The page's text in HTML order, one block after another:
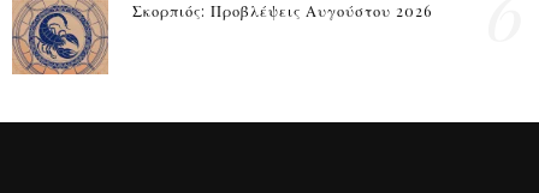
Σκορπιός: Προβλέψεις Αυγούστου 2026